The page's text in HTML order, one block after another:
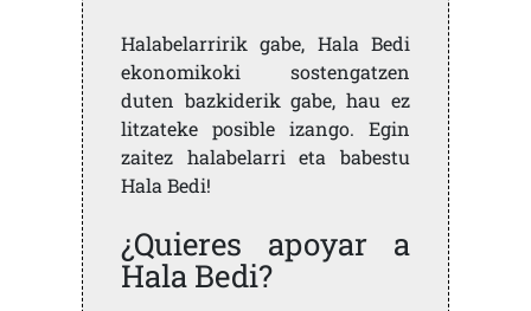
Halabelarririk gabe, Hala Bedi
ekonomikoki sostengatzen
duten bazkiderik gabe, hau ez
litzateke posible izango. Egin
zaitez halabelarri eta babestu
Hala Bedi!
¿Quieres apoyar a
Hala Bedi?